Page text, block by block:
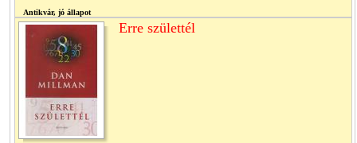
Antikvár, jó állapot
Erre születtél